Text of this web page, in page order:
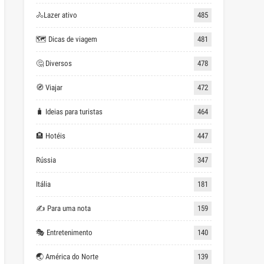
🚴Lazer ativo 485
🗺 Dicas de viagem 481
🤔 Diversos 478
🧭 Viajar 472
🧳 Ideias para turistas 464
🏨 Hotéis 447
Rússia 347
Itália 181
✍ Para uma nota 159
🎭 Entretenimento 140
🌏 América do Norte 139